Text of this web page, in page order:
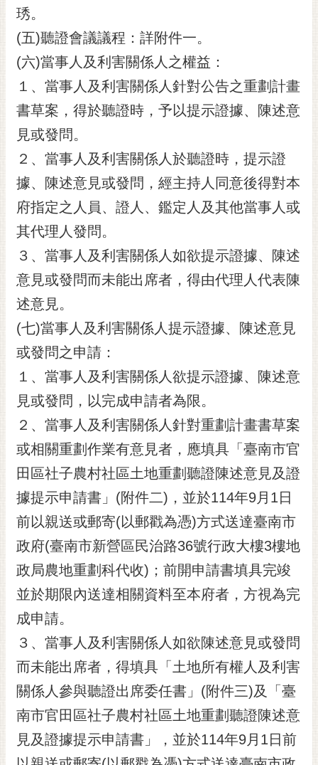
English
日
本
語
隱
私
權
及
安
政
策
網
站
資
料
開
放
宣
告
市
交
通
位
置
琇。
(五)聽證會議議程：詳附件一。
(六)當事人及利害關係人之權益：
１、當事人及利害關係人針對公告之重劃計畫
書草案，得於聽證時，予以提示證據、陳述意
見或發問。
２、當事人及利害關係人於聽證時，提示證
據、陳述意見或發問，經主持人同意後得對本
府指定之人員、證人、鑑定人及其他當事人或
其代理人發問。
３、當事人及利害關係人如欲提示證據、陳述
意見或發問而未能出席者，得由代理人代表陳
述意見。
(七)當事人及利害關係人提示證據、陳述意見
或發問之申請：
１、當事人及利害關係人欲提示證據、陳述意
見或發問，以完成申請者為限。
２、當事人及利害關係人針對重劃計畫書草案
或相關重劃作業有意見者，應填具「臺南市官
田區社子農村社區土地重劃聽證陳述意見及證
據提示申請書」(附件二)，並於114年9月1日
前以親送或郵寄(以郵戳為憑)方式送達臺南市
政府(臺南市新營區民治路36號行政大樓3樓地
政局農地重劃科代收)；前開申請書填具完竣
並於期限內送達相關資料至本府者，方視為完
成申請。
３、當事人及利害關係人如欲陳述意見或發問
而未能出席者，得填具「土地所有權人及利害
關係人參與聽證出席委任書」(附件三)及「臺
南市官田區社子農村社區土地重劃聽證陳述意
見及證據提示申請書」，並於114年9月1日前